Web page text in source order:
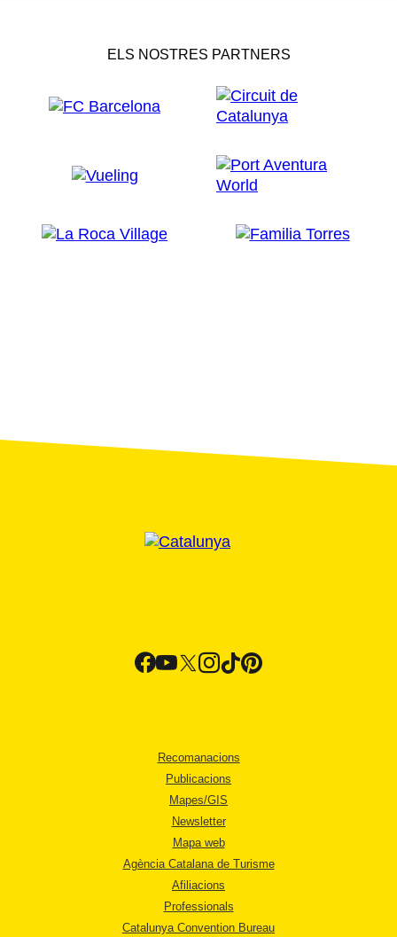
ELS NOSTRES PARTNERS
Recomanacions
Publicacions
Mapes/GIS
Newsletter
Mapa web
Agència Catalana de Turisme
Afiliacions
Professionals
Catalunya Convention Bureau